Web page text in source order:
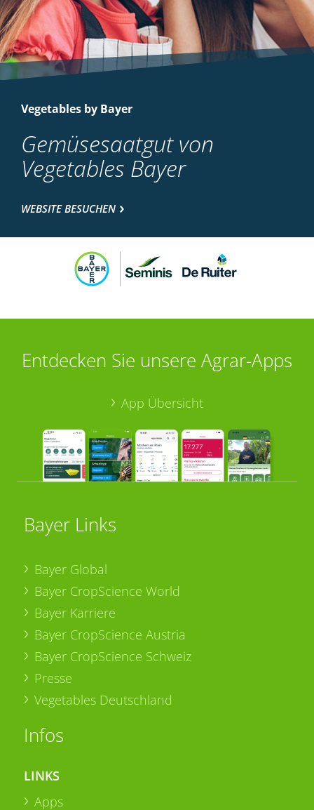
Vegetables by Bayer
Gemüsesaatgut von
Vegetables Bayer
WEBSITE BESUCHEN
Entdecken Sie unsere Agrar-Apps
App Übersicht
Bayer Links
Bayer Global
Bayer CropScience World
Bayer Karriere
Bayer CropScience Austria
Bayer CropScience Schweiz
Presse
Vegetables Deutschland
Infos
LINKS
Apps